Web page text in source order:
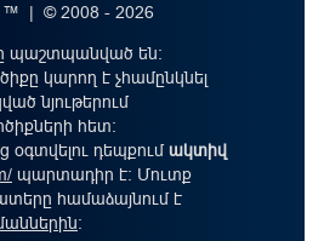
| © 2008 - 2026
պաշտպանված են:
կարող է չհամընկնել
նյութերում
հետ:
դեպքումակտիվ
պարտադիր է: Մուտք
համաձայնում է
։